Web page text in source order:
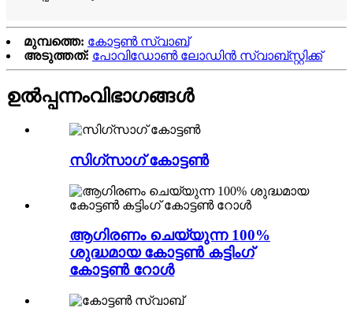
മുമ്പത്തെ: കോട്ടൺ സ്വാബ്
അടുത്തത്: പോവിഡോൺ ലോഡിൻ സ്വാബ്സ്റ്റിക്ക്
ഉൽപ്പന്നംവിഭാഗങ്ങൾ
സിഗ്സാഗ് കോട്ടൺ
ആഗിരണം ചെയ്യുന്ന 100%
ശുദ്ധമായ കോട്ടൺ കട്ടിംഗ്
കോട്ടൺ റോൾ